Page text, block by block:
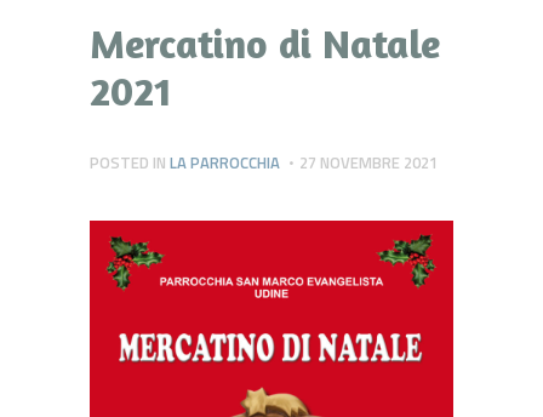
Mercatino di Natale
2021
POSTED IN LA PARROCCHIA 27 NOVEMBRE 2021